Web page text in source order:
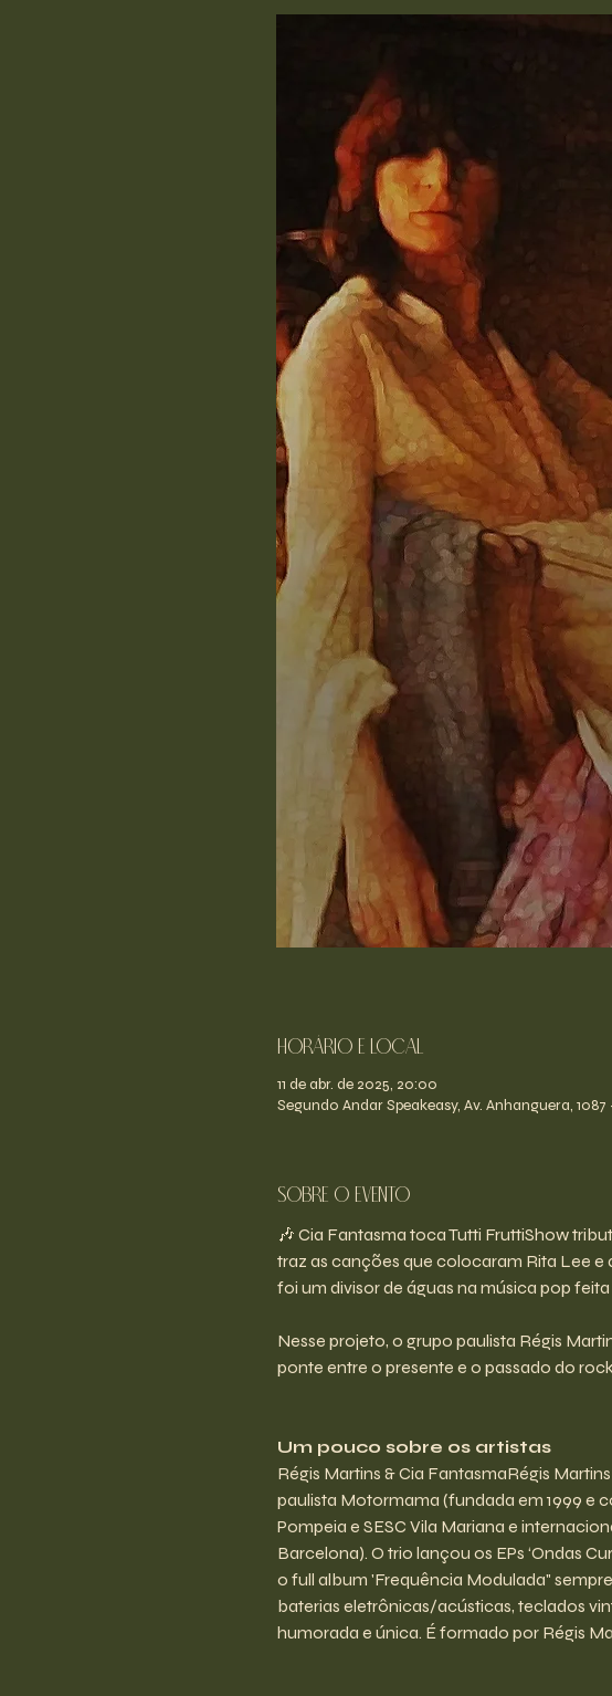
Horário e Local
11 de abr. de 2025, 20:00
Segundo Andar Speakeasy, Av. Anhanguera,
Sobre o evento
🎶 Cia Fantasma toca Tutti FruttiShow
traz as canções que colocaram Rita Lee e
foi um divisor de águas na música pop
Nesse projeto, o grupo paulista Régis
ponte entre o presente e o passado do
Um pouco sobre os artistas
Régis Martins & Cia FantasmaRégis
paulista Motormama (fundada em 1999 e
Pompeia e SESC Vila Mariana e
Barcelona). O trio lançou os EPs ‘Ondas
o full album 'Frequência Modulada"
baterias eletrônicas/acústicas, teclados
humorada e única. É formado por Régis